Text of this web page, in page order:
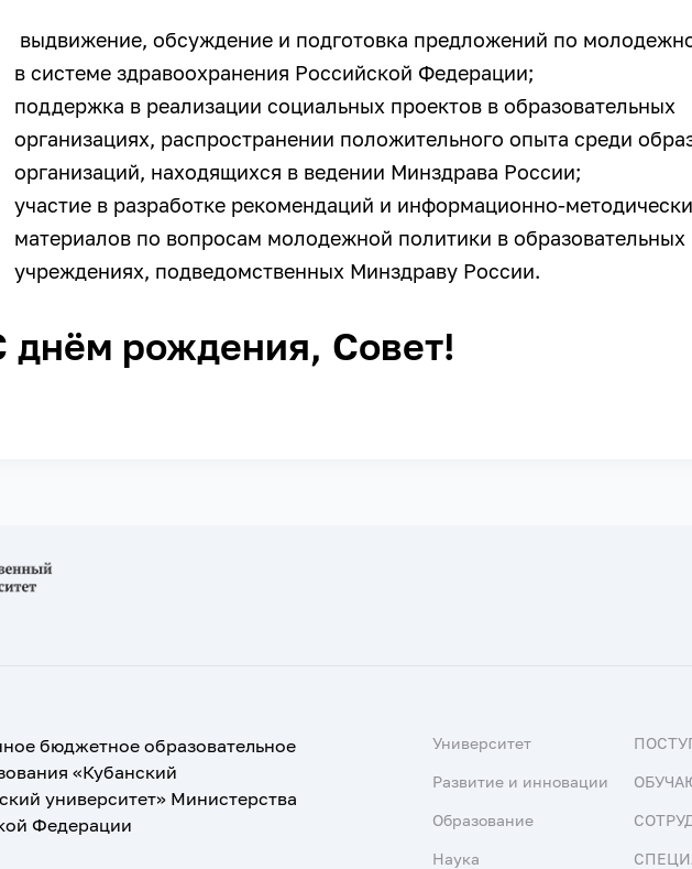
выдвижение, обсуждение и подготовка предложений по
в системе здравоохранения Российской Федерации;
поддержка в реализации социальных проектов в образовательных
организациях, распространении положительного опыта среди
организаций, находящихся в ведении Минздрава России;
участие в разработке рекомендаций и информационно-
материалов по вопросам молодежной политики в образовательных
учреждениях, подведомственных Минздраву России.
днём рождения, Совет!
бюджетное образовательное
«Кубанский
университет» Министерства
Федерации
Университет
Развитие и инновации
Образование
Наука